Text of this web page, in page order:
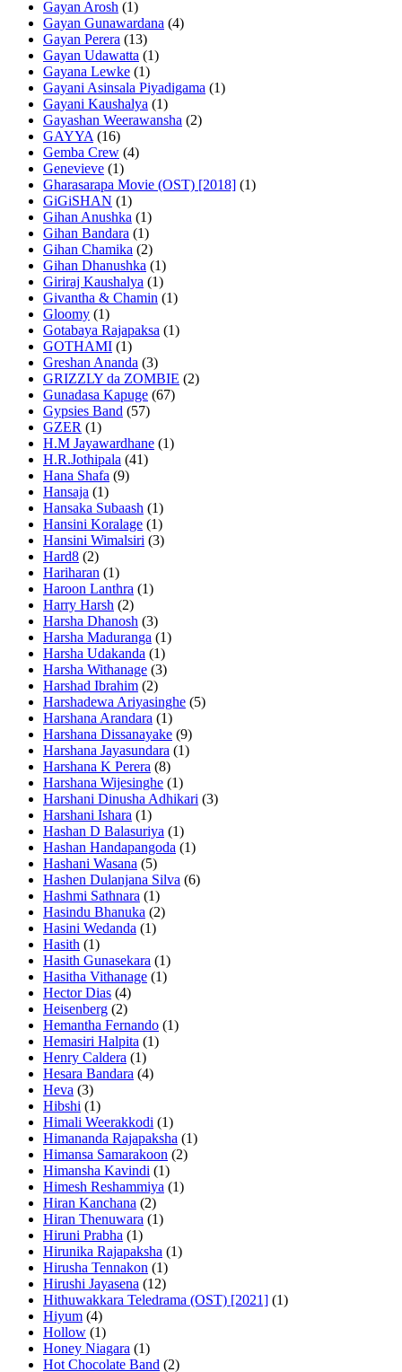
Gayan Arosh (1)
Gayan Gunawardana (4)
Gayan Perera (13)
Gayan Udawatta (1)
Gayana Lewke (1)
Gayani Asinsala Piyadigama (1)
Gayani Kaushalya (1)
Gayashan Weerawansha (2)
GAYYA (16)
Gemba Crew (4)
Genevieve (1)
Gharasarapa Movie (OST) [2018] (1)
GiGiSHAN (1)
Gihan Anushka (1)
Gihan Bandara (1)
Gihan Chamika (2)
Gihan Dhanushka (1)
Giriraj Kaushalya (1)
Givantha & Chamin (1)
Gloomy (1)
Gotabaya Rajapaksa (1)
GOTHAMI (1)
Greshan Ananda (3)
GRIZZLY da ZOMBIE (2)
Gunadasa Kapuge (67)
Gypsies Band (57)
GZER (1)
H.M Jayawardhane (1)
H.R.Jothipala (41)
Hana Shafa (9)
Hansaja (1)
Hansaka Subaash (1)
Hansini Koralage (1)
Hansini Wimalsiri (3)
Hard8 (2)
Hariharan (1)
Haroon Lanthra (1)
Harry Harsh (2)
Harsha Dhanosh (3)
Harsha Maduranga (1)
Harsha Udakanda (1)
Harsha Withanage (3)
Harshad Ibrahim (2)
Harshadewa Ariyasinghe (5)
Harshana Arandara (1)
Harshana Dissanayake (9)
Harshana Jayasundara (1)
Harshana K Perera (8)
Harshana Wijesinghe (1)
Harshani Dinusha Adhikari (3)
Harshani Ishara (1)
Hashan D Balasuriya (1)
Hashan Handapangoda (1)
Hashani Wasana (5)
Hashen Dulanjana Silva (6)
Hashmi Sathnara (1)
Hasindu Bhanuka (2)
Hasini Wedanda (1)
Hasith (1)
Hasith Gunasekara (1)
Hasitha Vithanage (1)
Hector Dias (4)
Heisenberg (2)
Hemantha Fernando (1)
Hemasiri Halpita (1)
Henry Caldera (1)
Hesara Bandara (4)
Heva (3)
Hibshi (1)
Himali Weerakkodi (1)
Himananda Rajapaksha (1)
Himansa Samarakoon (2)
Himansha Kavindi (1)
Himesh Reshammiya (1)
Hiran Kanchana (2)
Hiran Thenuwara (1)
Hiruni Prabha (1)
Hirunika Rajapaksha (1)
Hirusha Tennakon (1)
Hirushi Jayasena (12)
Hithuwakkara Teledrama (OST) [2021] (1)
Hiyum (4)
Hollow (1)
Honey Niagara (1)
Hot Chocolate Band (2)